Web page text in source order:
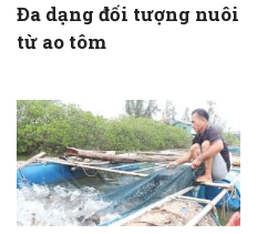
Đa dạng đối tượng nuôi
từ ao tôm